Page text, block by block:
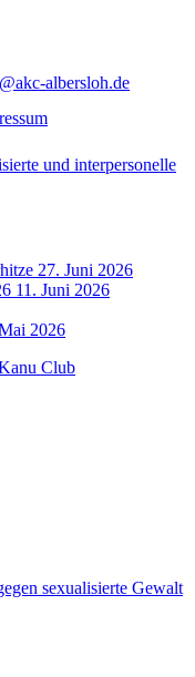
albersloh.de
und interpersonelle
27. Juni 2026
11. Juni 2026
2026
sexualisierte Gewalt